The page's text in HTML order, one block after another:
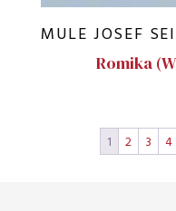
MULE JOSEF
Romika
1 2 3 4